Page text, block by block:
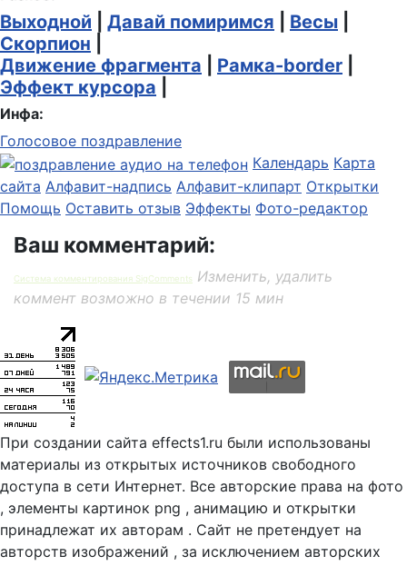
Выходной Давай помиримся Весы
Скорпион
Движение фрагмента
Рамка-border
Эффект курсора
Инфа:
Голосовое поздравление
Календарь Карта
сайта Алфавит-надпись Алфавит-клипарт Открытки
Помощь Оставить отзыв Эффекты Фото-редактор
Ваш комментарий:
Система комментирования SigComments
Изменить, удалить
коммент возможно в течении 15 мин
При создании сайта effects1.ru были использованы
материалы из открытых источников свободного
доступа в сети Интернет. Все авторские права на фото
, элементы картинок png , анимацию и открытки
принадлежат их авторам . Сайт не претендует на
авторств изображений , за исключением авторских